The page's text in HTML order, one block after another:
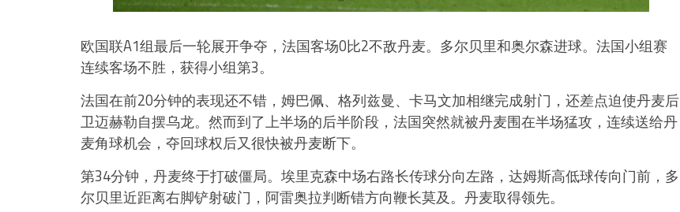
欧国联A1组最后一轮展开争夺，法国客场0比2不敌丹麦。多尔贝里和奥尔森进球。法国小组赛
连续客场不胜，获得小组第3。
法国在前20分钟的表现还不错，姆巴佩、格列兹曼、卡马文加相继完成射门，还差点迫使丹麦后
卫迈赫勒自摆乌龙。然而到了上半场的后半阶段，法国突然就被丹麦围在半场猛攻，连续送给丹
麦角球机会，夺回球权后又很快被丹麦断下。
第34分钟，丹麦终于打破僵局。埃里克森中场右路长传球分向左路，达姆斯高低球传向门前，多
尔贝里近距离右脚铲射破门，阿雷奥拉判断错方向鞭长莫及。丹麦取得领先。